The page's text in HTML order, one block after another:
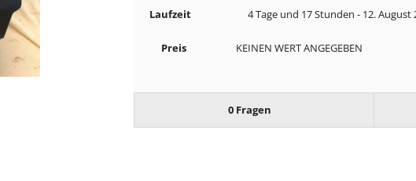
Laufzeit 4 Tage und 17 Stunden - 12. August
Preis KEINEN WERT ANGEGEBEN
0 Fragen